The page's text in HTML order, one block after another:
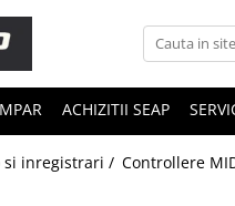
ACHIZITII SEAP
si inregistrari / Controllere